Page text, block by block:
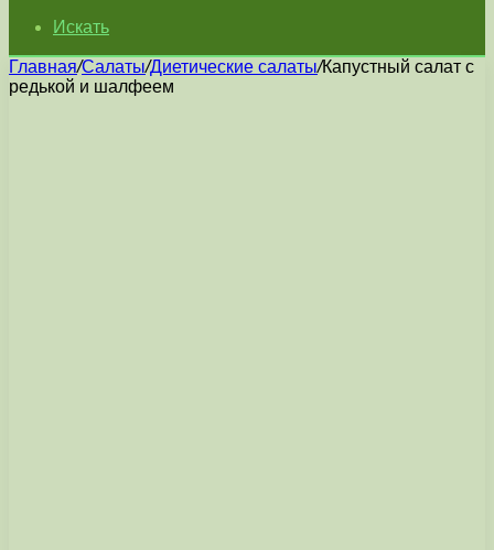
Искать
Главная/Салаты/Диетические салаты/Капустный салат с
редькой и шалфеем